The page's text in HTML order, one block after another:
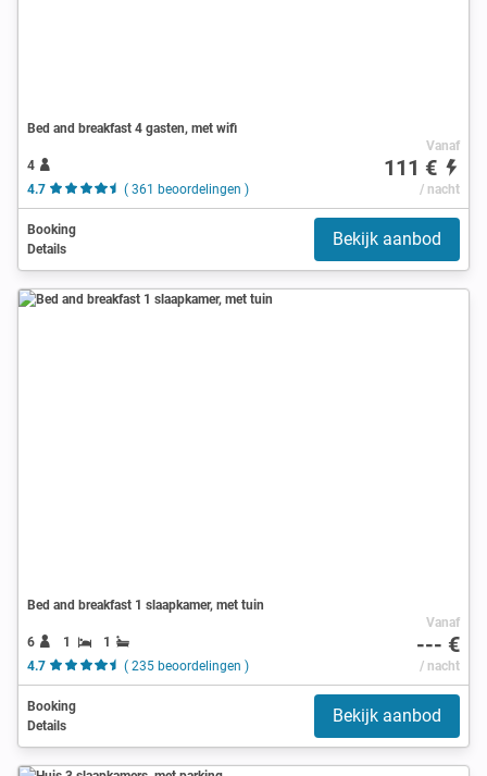
Bed and breakfast 4 gasten, met wifi
4
4.7
( 361 beoordelingen )
Vanaf
111 €
/ nacht
Booking
Details
Bekijk aanbod
Bed and breakfast 1 slaapkamer, met tuin
6 1
1
4.7
( 235 beoordelingen )
Vanaf
--- €
/ nacht
Booking
Details
Bekijk aanbod